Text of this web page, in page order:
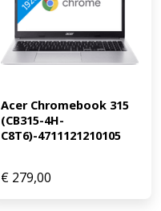
Acer Chromebook 315
(CB315-4H-
C8T6)-4711121210105
€ 279,00